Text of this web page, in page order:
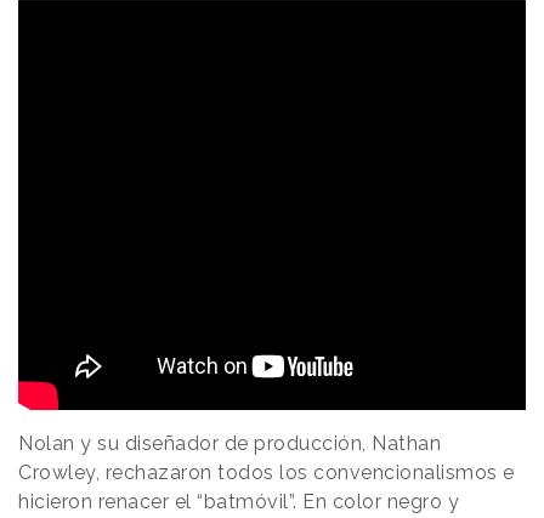
Nolan y su diseñador de producción, Nathan
Crowley, rechazaron todos los convencionalismos e
hicieron renacer el “batmóvil”. En color negro y